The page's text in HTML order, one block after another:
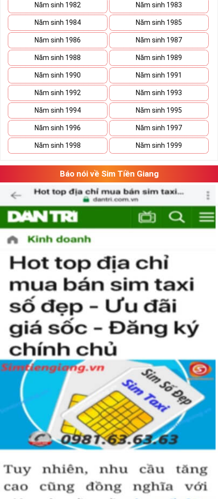
Năm sinh 1982 Năm sinh 1983
Năm sinh 1984 Năm sinh 1985
Năm sinh 1986 Năm sinh 1987
Năm sinh 1988 Năm sinh 1989
Năm sinh 1990 Năm sinh 1991
Năm sinh 1992 Năm sinh 1993
Năm sinh 1994 Năm sinh 1995
Năm sinh 1996 Năm sinh 1997
Năm sinh 1998 Năm sinh 1999
Báo nói về Sim Tiền Giang